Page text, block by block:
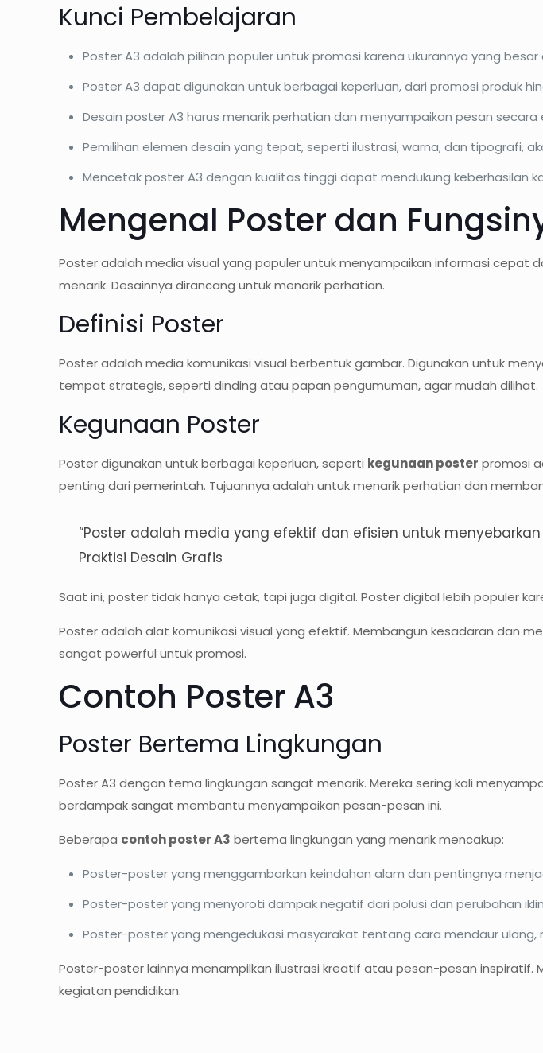
Kunci Pembelajaran
Poster A3 adalah pilihan populer untuk promosi karena ukurannya yang
Poster A3 dapat digunakan untuk berbagai keperluan, dari promosi produk
Desain poster A3 harus menarik perhatian dan menyampaikan pesan secara
Pemilihan elemen desain yang tepat, seperti ilustrasi, warna, dan tipografi,
Mencetak poster A3 dengan kualitas tinggi dapat mendukung keberhasilan
Mengenal Poster dan
Poster adalah media visual yang populer untuk menyampaikan informasi cepat
menarik. Desainnya dirancang untuk menarik perhatian.
Definisi Poster
Poster adalah media komunikasi visual berbentuk gambar. Digunakan untuk
tempat strategis, seperti dinding atau papan pengumuman, agar mudah dilihat.
Kegunaan Poster
Poster digunakan untuk berbagai keperluan, seperti kegunaan poster promosi
penting dari pemerintah. Tujuannya adalah untuk menarik perhatian dan
“Poster adalah media yang efektif dan efisien untuk
Praktisi Desain Grafis
Saat ini, poster tidak hanya cetak, tapi juga digital. Poster digital lebih populer
Poster adalah alat komunikasi visual yang efektif. Membangun kesadaran dan
sangat powerful untuk promosi.
Contoh Poster A3
Poster Bertema Lingkungan
Poster A3 dengan tema lingkungan sangat menarik. Mereka sering kali
berdampak sangat membantu menyampaikan pesan-pesan ini.
Beberapa contoh poster A3 bertema lingkungan yang menarik mencakup:
Poster-poster yang menggambarkan keindahan alam dan pentingnya
Poster-poster yang menyoroti dampak negatif dari polusi dan perubahan
Poster-poster yang mengedukasi masyarakat tentang cara mendaur ulang,
Poster-poster lainnya menampilkan ilustrasi kreatif atau pesan-pesan inspiratif.
kegiatan pendidikan.